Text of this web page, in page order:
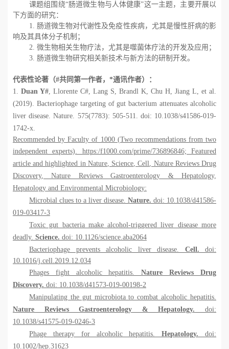
课题组围绕“肠道微生物与人体健康”这一主题，主要开展以
下方面的研究：
1. 肠道微生物对代谢性及免疫性疾病，尤其是慢性肝病的影
响及其具体分子机制；
2. 微生物相关生物疗法，尤其是噬菌体疗法的开发及应用；
3. 肠道微生物研究相关新技术与新方法的研制开发。
代表性论著（#共同第一作者， *通讯作者）：
1. Duan Y#, Llorente C#, Lang S, Brandl K, Chu H, Jiang L, et al.
(2019). Bacteriophage targeting of gut bacterium attenuates alcoholic
liver disease. Nature. 575(7783): 505-511. doi: 10.1038/s41586-019-
1742-x.
Recommended by Faculty of 1000 (Two recommendations from two
independent experts). https:/f1000.com/prime/736896846; Featured
article and highlighted in Nature, Science,Cell, Nature Reviews Drug
Discovery,Nature Reviews Gastroenterology & Hepatology,
Hepatology and Environmental Microbiology:
Microbial clues to a liver disease. Nature. doi: 10.1038/d41586-
019-03417-3
Toxic gut bacteria make alcohol-triggered liver disease more
deadly. Science. doi: 10.1126/science.aba2064
Bacteriophage prevents alcoholic liver disease. Cell. doi:
10.1016/j.cell.2019.12.034
Phages fight alcoholic hepatitis.Nature Reviews Drug
Discovery. doi: 10.1038/d41573-019-00198-2
Manipulating the gut microbiota to combat alcoholic hepatitis.
Nature Reviews Gastroenterology & Hepatology. doi:
10.1038/s41575-019-0246-3
Phage therapy for alcoholic hepatitis.Hepatology. doi:
10.1002/hep.31623